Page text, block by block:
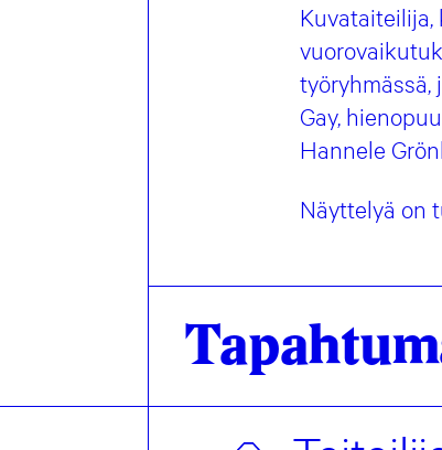
työryhmässä,
Gay,
Hannele
Näyttelyä on